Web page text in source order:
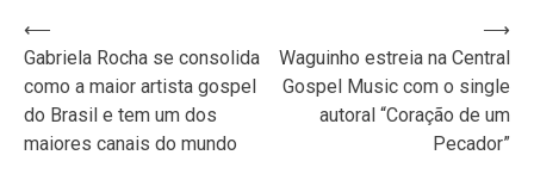
Navegação
de
Post
⟵
Gabriela Rocha se consolida
como a maior artista gospel
do Brasil e tem um dos
maiores canais do mundo
Waguinho estreia na Central
Gospel Music com o single
autoral “Coração de um
Pecador”
⟶